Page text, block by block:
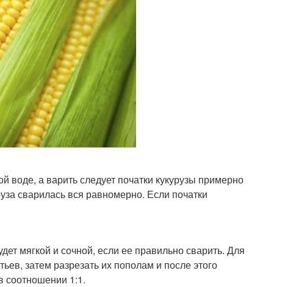
воде, а варить следует початки кукурузы примерно
сварилась вся равномерно. Если початки
мягкой и сочной, если ее правильно сварить. Для
затем разрезать их пополам и после этого
соотношении 1:1.